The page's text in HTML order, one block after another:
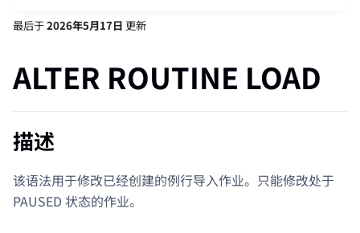
最后于2026年5月17日 更新
ALTER ROUTINE LOAD
描述
该语法用于修改已经创建的例行导入作业。只能修改处于
PAUSED 状态的作业。